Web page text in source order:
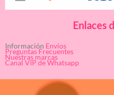
Enlaces
Información Envíos
Preguntas Frecuentes
Nuestras marcas
Canal VIP de Whatsapp